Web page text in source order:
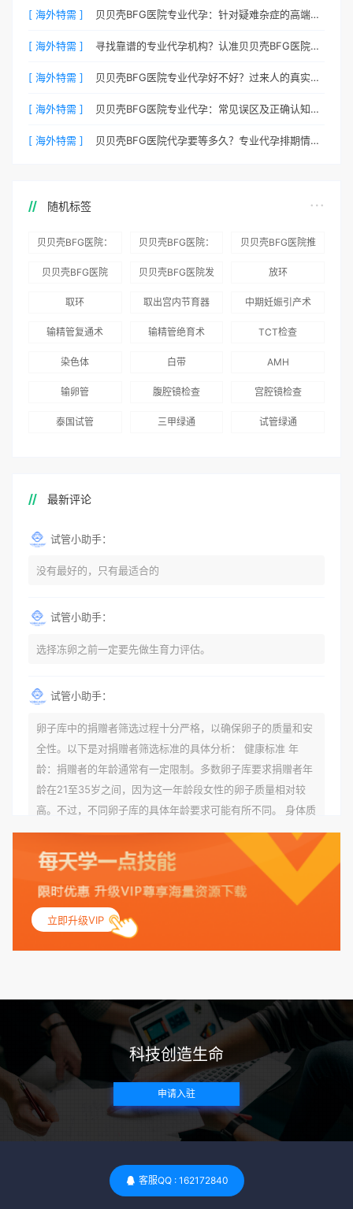
[ 海外特需 ] 贝贝壳BFG医院专业代孕：针对疑难杂症的高端定制生育服务
[ 海外特需 ] 寻找靠谱的专业代孕机构？认准贝贝壳BFG医院官方渠道
[ 海外特需 ] 贝贝壳BFG医院专业代孕好不好？过来人的真实心声
[ 海外特需 ] 贝贝壳BFG医院专业代孕：常见误区及正确认知全梳理
[ 海外特需 ] 贝贝壳BFG医院代孕要等多久？专业代孕排期情况公开
随机标签
贝贝壳BFG医院：
务
贝贝壳BFG医院：
术”和“法律支持”
贝贝壳BFG医院推
贝贝壳BFG医院
贝贝壳BFG医院发
国版）》
放环
取环 取出宫内节育器 中期妊娠引产术
输精管复通术 输精管绝育术 TCT检查
染色体 白带 AMH
输卵管 腹腔镜检查 宫腔镜检查
泰国试管 三甲绿通 试管绿通
最新评论
试管小助手：
没有最好的，只有最适合的
试管小助手：
选择冻卵之前一定要先做生育力评估。
试管小助手：
卵子库中的捐赠者筛选过程十分严格，以确保卵子的质量和安
全性。以下是对捐赠者筛选标准的具体分析： 健康标准 年
龄：捐赠者的年龄通常有一定限制。多数卵子库要求捐赠者年
龄在21至35岁之间，因为这一年龄段女性的卵子质量相对较
高。不过，不同卵子库的具体年龄要求可能有所不同。 身体质
量指数（BMI）：捐赠者的BMI通常需要在正常范围内，以确
保其身体健康状况良好。过高的BMI可能与多种健康问题相关
联，包括不孕症和妊娠并发症。 生殖健康：捐赠者需要有规律
的月经期，无生殖障碍或异常问题。此外，还需要进行详细的
妇科检查，以确保其生殖系统的健康。 遗传病史与家族病史：
捐赠者及其家庭成员需要无严重的遗传病史、精神病史和传染
病史。这通常需要通过基因检测、家族史调查和医疗记录审查
带任何可传染给受卵者的病原体。 药物与生活习惯：捐赠者需
要是非尼古丁使用者、非吸烟者、非吸毒者，并且未使用可能
影响卵子质量的药物，如某些精神药物和避孕植入物。 学历与
心理标准 学历要求：部分卵子库对捐赠者的学历有一定要求，
但这并非普遍标准。一些卵子库可能更倾向于选择受过高等教
育的女性作为捐赠者，但这并不是绝对的筛选条件。 心理状态
评估：捐赠者需要进行心理状态评估，以确定其对捐赠过程的
于确保捐赠者在捐赠过程中保持积极的心态，并理解其捐赠行
为的意义。 其他标准 责任心与沟通能力：由于捐卵过程的时
立即升级VIP
科技创造生命
申请入驻
客服QQ : 162172840